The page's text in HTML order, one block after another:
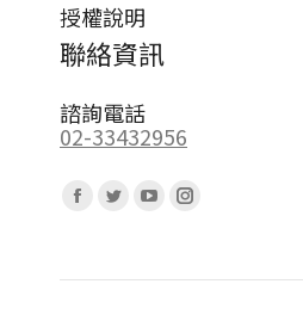
授權說明
聯絡資訊
諮詢電話
02-33432956
Facebook
opens
Twitter
opens
YouTube
opens
Instagram
opens